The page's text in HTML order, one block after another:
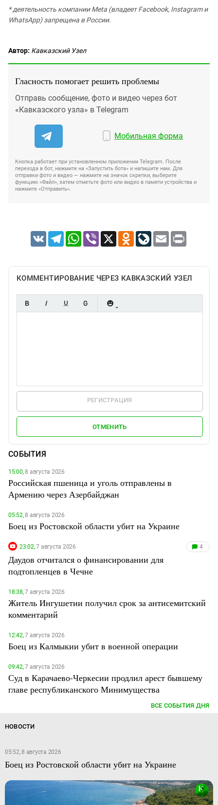
* деятельность компании Meta (владеет Facebook, Instagram и
WhatsApp) запрещена в России.
Автор: Кавказский Узел
Гласность помогает решить проблемы
Отправь сообщение, фото и видео через бот
«Кавказского узла» в Telegram
Мобильная форма
Кнопка работает при установленном приложении Telegram. После
перехода в бот, нажмите на «Запустить бота» и напишите нам. Для
отправки фото и видео — нажмите на значок скрепки, выберите
функцию «Файл», затем отметьте фото или видео в памяти устройства и
нажмите «Отправить».
VK TelegramWhatsApp
Viber X Odnoklassniki
LiveJournal
Email Print
КОММЕНТИРОВАНИЕ ЧЕРЕЗ КАВКАЗСКИЙ УЗЕЛ
РЕГИСТРАЦИЯ
ОТМЕНИТЬ
СОБЫТИЯ
15:00,8 августа 2026
Российская пшеница и уголь отправлены в
Армению через Азербайджан
05:52,8 августа 2026
Боец из Ростовской области убит на Украине
23:02,7 августа 2026 4
Даудов отчитался о финансировании для
подтопленцев в Чечне
18:38,7 августа 2026
Житель Ингушетии получил срок за антисемитский
комментарий
12:42,7 августа 2026
Боец из Калмыкии убит в военной операции
09:42,7 августа 2026
Суд в Карачаево-Черкесии продлил арест бывшему
главе республиканского Минимущества
ВСЕ СОБЫТИЯ ДНЯ
НОВОСТИ
05:52, 8 августа 2026
Боец из Ростовской области убит на Украине